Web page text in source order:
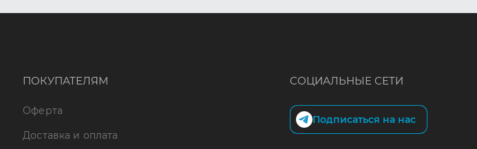
ПОКУПАТЕЛЯМ
Оферта
Доставка и оплата
СОЦИАЛЬНЫЕ СЕТИ
Подписаться на нас